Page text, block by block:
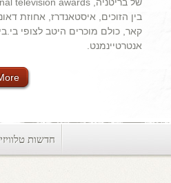
בין הזוכים, איסטאנדרז, אחוזת
קאר, כולם מוכרים היטב לצופי
אנטרטיינמנט.
חדשות